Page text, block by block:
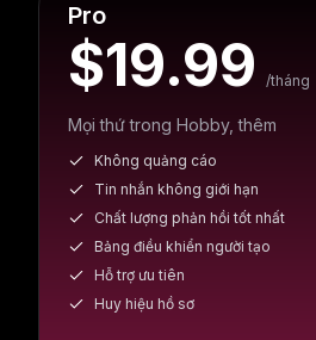
Pro
$19.99 /tháng
Mọi thứ trong Hobby, thêm
Không quảng cáo
Tin nhắn không giới hạn
Chất lượng phản hồi tốt nhất
Bảng điều khiển người tạo
Hỗ trợ ưu tiên
Huy hiệu hồ sơ